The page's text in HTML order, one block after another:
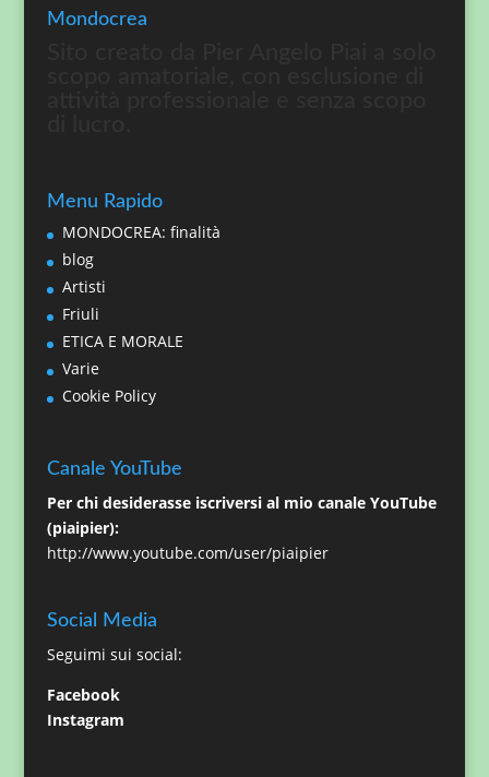
Mondocrea
Menu Rapido
MONDOCREA: finalità
blog
Artisti
Friuli
ETICA E MORALE
Varie
Cookie Policy
Canale YouTube
Per chi desiderasse iscriversi al mio canale YouTube
(piaipier):
http://www.youtube.com/user/piaipier
Social Media
Seguimi sui social:
Facebook
Instagram